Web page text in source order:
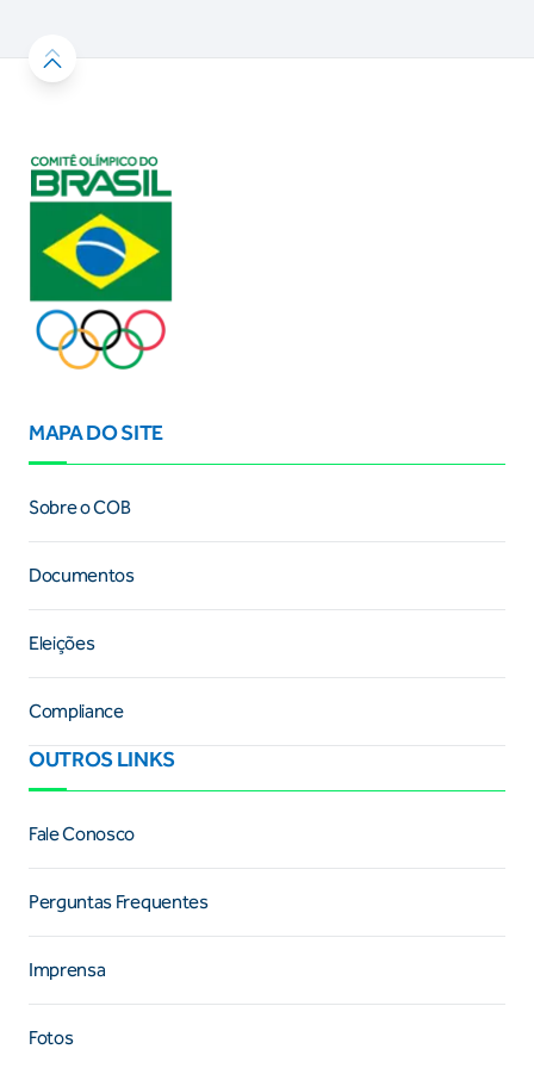
MAPA DO SITE
Sobre o COB
Documentos
Eleições
Compliance
OUTROS LINKS
Fale Conosco
Perguntas Frequentes
Imprensa
Fotos